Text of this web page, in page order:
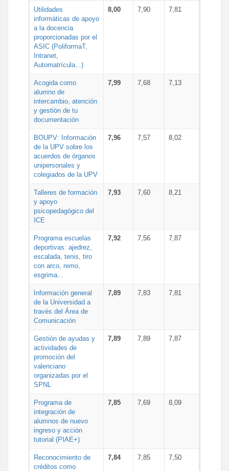
Utilidades
informáticas de apoyo
a la docencia
proporcionadas por el
ASIC (PoliformaT,
Intranet,
Automatrícula...)
8,00 7,90 7,81
Acogida como
alumno de
intercambio, atención
y gestión de tu
documentación
7,99 7,68 7,13
BOUPV: Información
de la UPV sobre los
acuerdos de órganos
unipersonales y
colegiados de la UPV
7,96 7,57 8,02
Talleres de formación
y apoyo
psicopedagógico del
ICE
7,93 7,60 8,21
Programa escuelas
deportivas: ajedrez,
escalada, tenis, tiro
con arco, remo,
esgrima...
7,92 7,56 7,87
Información general
de la Universidad a
través del Área de
Comunicación
7,89 7,83 7,81
Gestión de ayudas y
actividades de
promoción del
valenciano
organizadas por el
SPNL
7,89 7,89 7,87
Programa de
integración de
alumnos de nuevo
ingreso y acción
tutorial (PIAE+)
7,85 7,69 8,09
Reconocimiento de
créditos como
7,84 7,85 7,50